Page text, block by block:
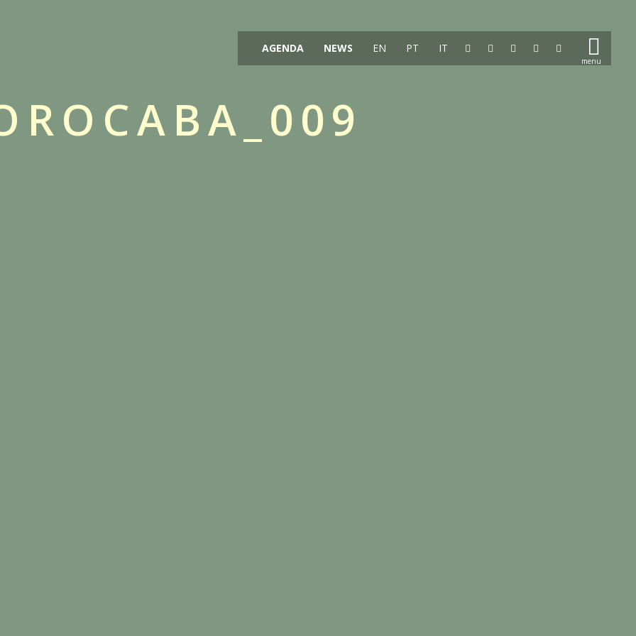
AGENDA NEWS EN PT IT